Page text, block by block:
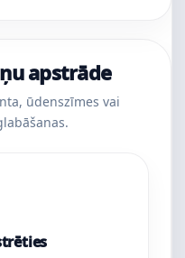
apstrāde
ūdenszīmes vai